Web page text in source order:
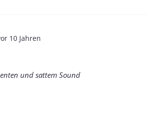
10 Jahren
und sattem Sound